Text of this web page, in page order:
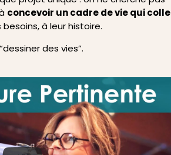
concevoir un cadre de vie qui colle
besoins, à leur histoire.
des vies”.